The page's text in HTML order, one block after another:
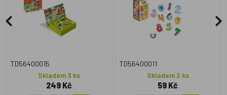
TD56400015
Skladem 3 ks
249 Kč
TD56400011
Skladem 2 ks
59 Kč